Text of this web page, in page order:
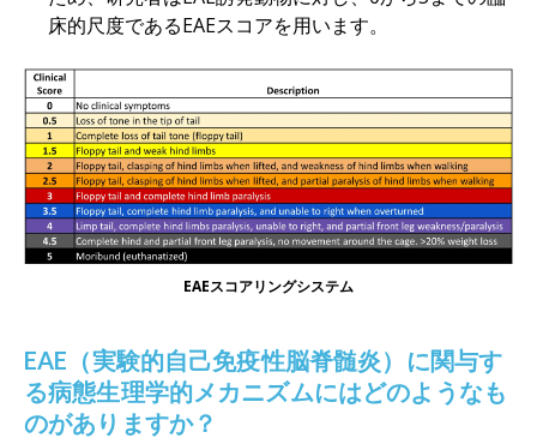
床的尺度であるEAEスコアを用います。
EAEスコアリングシステム
EAE（実験的自己免疫性脳脊髄炎）に関与す
る病態生理学的メカニズムにはどのようなも
のがありますか？